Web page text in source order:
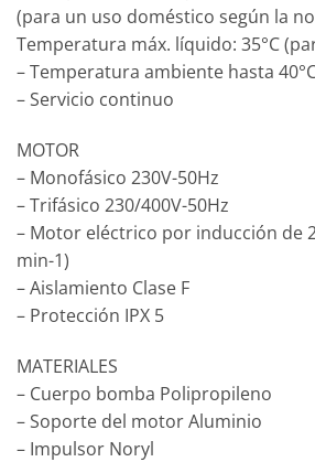
(para un uso doméstico según la
Temperatura máx. líquido: 35°C
– Temperatura ambiente hasta
– Servicio continuo
MOTOR
– Monofásico 230V-50Hz
– Trifásico 230/400V-50Hz
– Motor eléctrico por inducción de
min-1)
– Aislamiento Clase F
– Protección IPX 5
MATERIALES
– Cuerpo bomba Polipropileno
– Soporte del motor Aluminio
– Impulsor Noryl